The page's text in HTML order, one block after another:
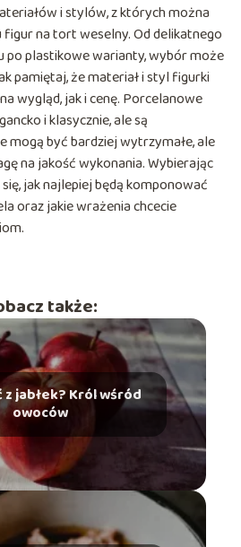
i stylów, z których można
na tort weselny. Od delikatnego
plastikowe warianty, wybór może
pamiętaj, że materiał i styl figurki
wygląd, jak i cenę. Porcelanowe
i klasycznie, ale są
mogą być bardziej wytrzymałe, ale
na jakość wykonania. Wybierając
jak najlepiej będą komponować
oraz jakie wrażenia chcecie
także:
z jabłek? Król wśród
owoców